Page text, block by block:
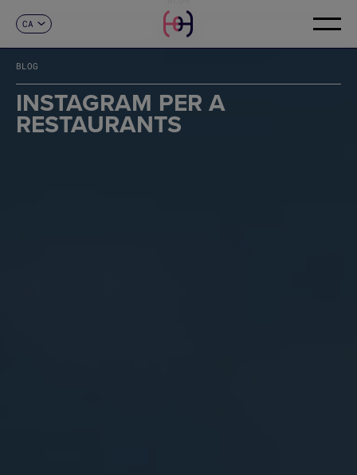
CA
FR
DE
IT
PT
CONTACTE
BLOG
INSTAGRAM PER A
RESTAURANTS